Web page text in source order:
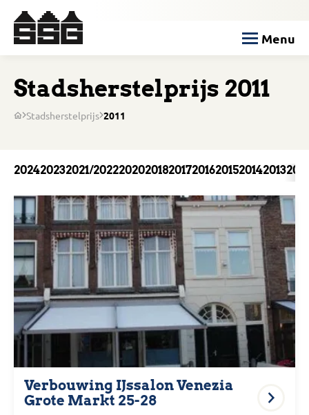
Menu
Stadsherstelprijs 2011
Stadsherstelprijs 2011
202420232021/202220202018201720162015201420132012
Verbouwing IJssalon Venezia
Grote Markt 25-28